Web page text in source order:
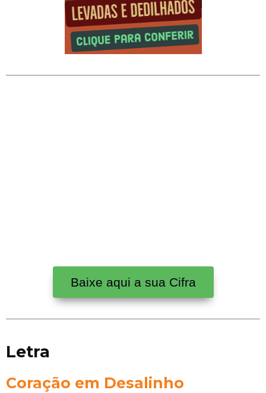
Baixe aqui a sua Cifra
Letra
Coração em Desalinho